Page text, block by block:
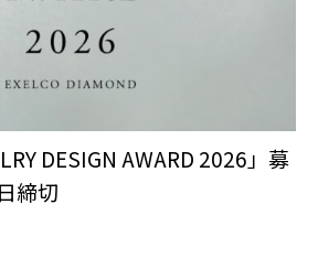
DESIGN AWARD 2026」募
締切